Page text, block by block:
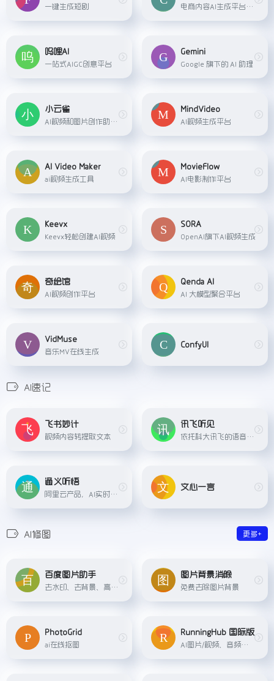
一键生成短剧 电商内容AI生成平台，专注于为电商卖家提供AI营销视频生成服务。
呜哩AI
一站式AIGC创意平台
Gemini
Google 旗下的 AI 助理
小云雀
AI视频和图片创作助手，支持零门槛创作视频、数字人口播视频、设计图和图片换背景，只需输入一句指令，AI即可高效帮你完成内容创作
MindVideo
AI视频生成平台
AI Video Maker
ai视频生成工具
MovieFlow
AI电影制作平台
Keevx
Keevx轻松创建AI视频
SORA
OpenAI旗下AI视频生成
奇绘馆
AI视频创作平台
Qenda AI
AI 大模型聚合平台
VidMuse
音乐MV在线生成
ConfyUI
AI速记
飞书妙计
视频内容转提取文本
讯飞听见
依托科大讯飞的语音识别技术，提供语音转文字、实时录音转文字、会议记录、同声翻译、语音翻译等服务
通义听悟
阿里云产品，AI实时语音转文字、音视频翻译功能。
文心一言
AI修图 更多+
百度图片助手
去水印、去背景、高清放大....
图片背景消除
免费去除图片背景
PhotoGrid
ai在线抠图
RunningHub 国际版
AI图片/视频、音频等综合创作平台